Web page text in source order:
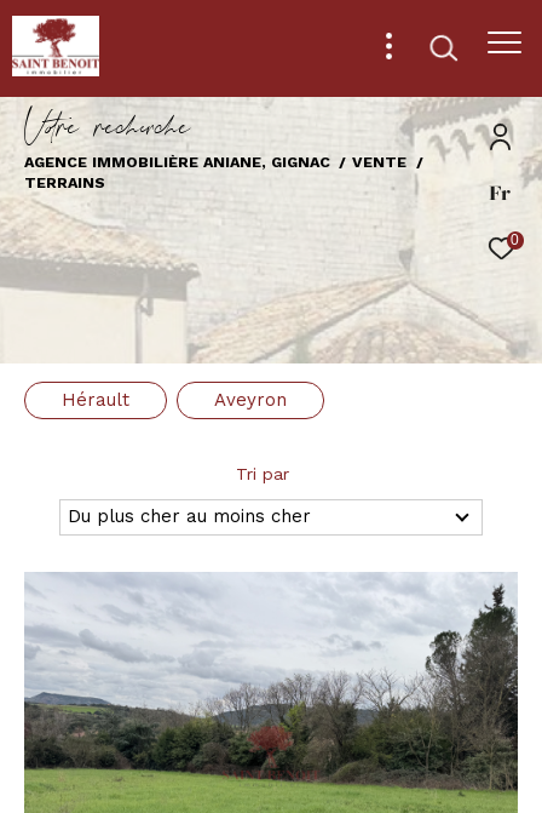
Fr
0
Vore recece
AGENCE IMMOBILIÈRE ANIANE, GIGNAC
VENTE
TERRAINS
Hérault Aveyron
Tri par
Du plus cher au moins cher
Effectuer une recherche
et trouver le bien qui correspond à vos
critères
Vente
Type
Ville
Budget
Budget
Surface
Surface
Pièces
Pièces